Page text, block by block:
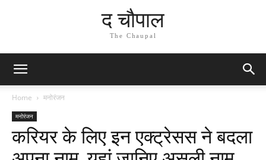
द चौपाल
The Chaupal
Home मनोरंजन
मनोरंजन
करियर के लिए इन एक्ट्रेसस ने बदला